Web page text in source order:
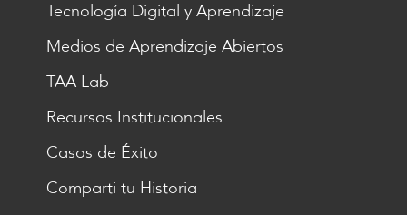
Tecnología Digital y Aprendizaje
Medios de Aprendizaje Abiertos
TAA Lab
Recursos Institucionales
Casos de Éxito
Comparti tu Historia